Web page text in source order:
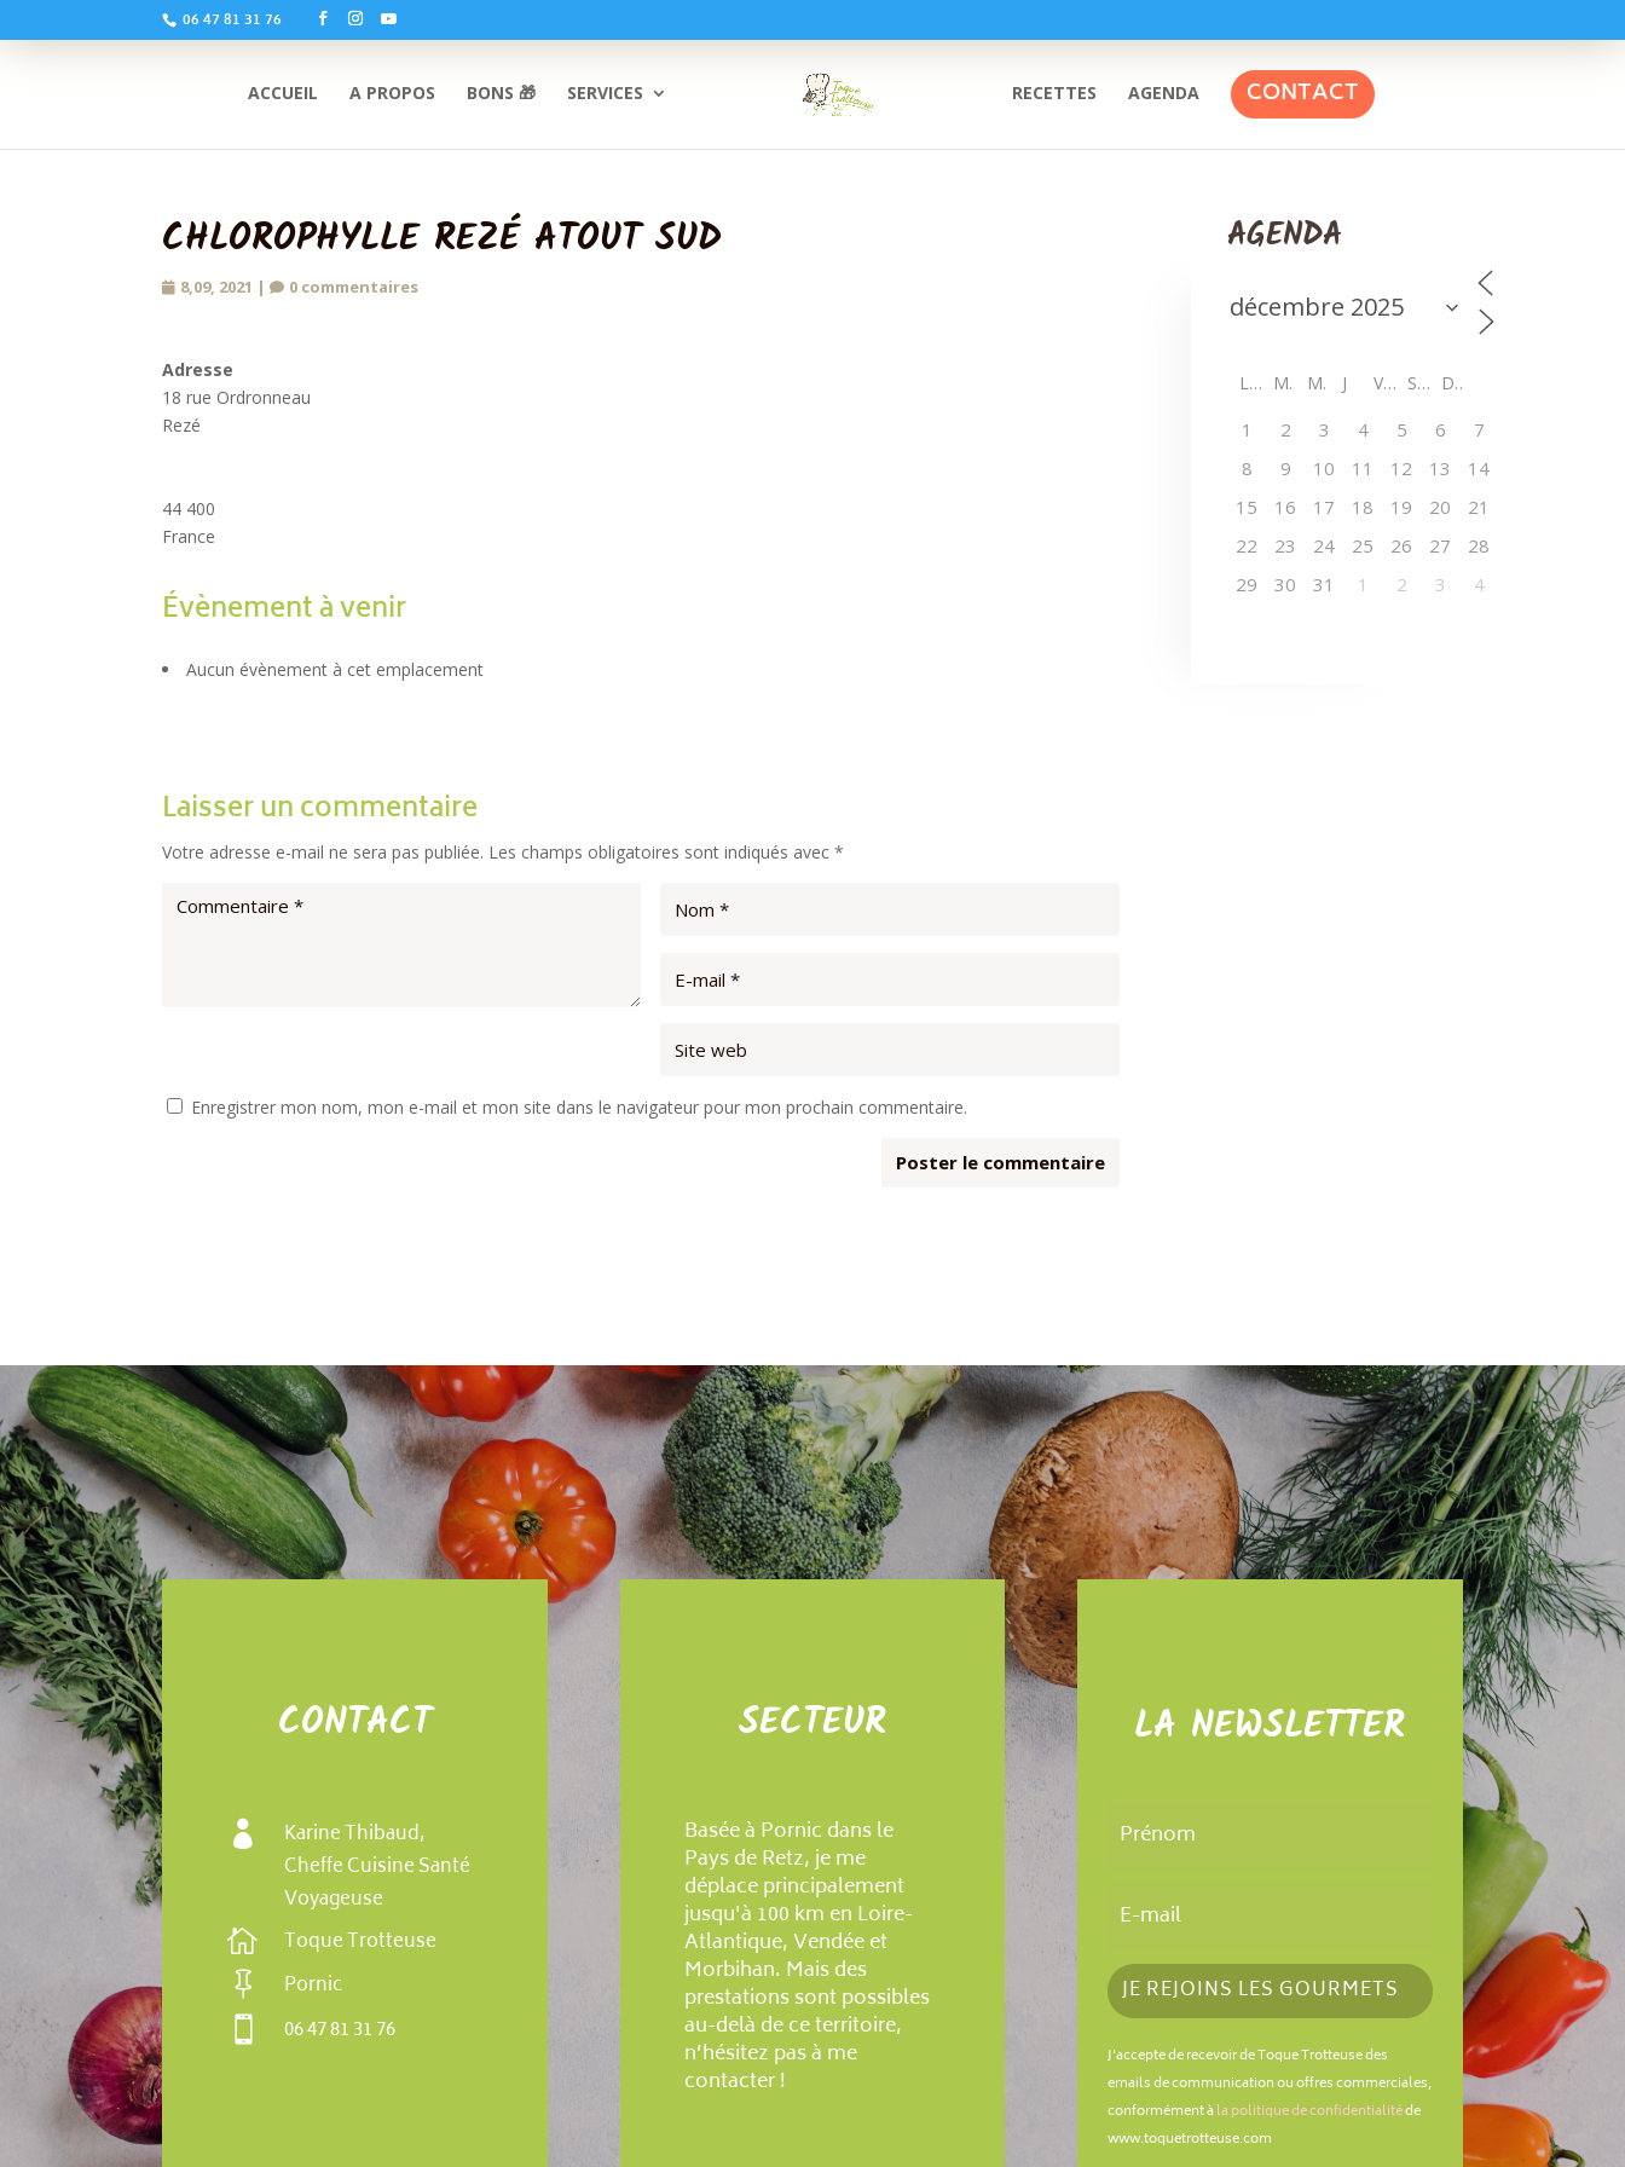
06 47 81 31 76
ACCUEIL A PROPOS BONS 🎁 SERVICES RECETTES AGENDA CONTACT
CHLOROPHYLLE REZÉ ATOUT SUD
8,09, 2021 | 0 commentaires
Adresse
18 rue Ordronneau
Rezé
44 400
France
Évènement à venir
Aucun évènement à cet emplacement
Laisser un commentaire
Votre adresse e-mail ne sera pas publiée. Les champs obligatoires sont indiqués avec*
Enregistrer mon nom, mon e-mail et mon site dans le navigateur pour mon prochain commentaire.
AGENDA
L M M J V S D
1 2 3 4 5 6
7
8
9 10 11 12 13
14
15
16 17 18 19 20
21
22
23 24 25 26 27
28
29
30 31 1 2 3 4
CONTACT

Karine Thibaud,
Cheffe Cuisine Santé
Voyageuse
 Toque Trotteuse
 Pornic
06 47 81 31 76
SECTEUR
Basée à Pornic dans le
Pays de Retz, je me
déplace principalement
jusqu'à 100 km en Loire-
Atlantique, Vendée et
Morbihan. Mais des
prestations sont possibles
au-delà de ce territoire,
n’hésitez pas à me
contacter !
LA NEWSLETTER
JE REJOINS LES GOURMETS
J'accepte de recevoir de Toque Trotteuse des
emails de communication ou offres commerciales,
conformément àla politique de confidentialitéde
www.toquetrotteuse.com